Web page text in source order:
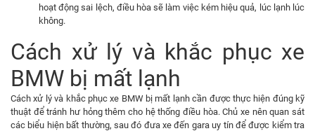
hoạt động sai lệch, điều hòa sẽ làm việc kém hiệu quả, lúc lạnh lúc
không.
Cách xử lý và khắc phục xe
BMW bị mất lạnh
Cách xử lý và khắc phục xe BMW bị mất lạnh cần được thực hiện đúng kỹ
thuật để tránh hư hỏng thêm cho hệ thống điều hòa. Chủ xe nên quan sát
các biểu hiện bất thường, sau đó đưa xe đến gara uy tín để được kiểm tra